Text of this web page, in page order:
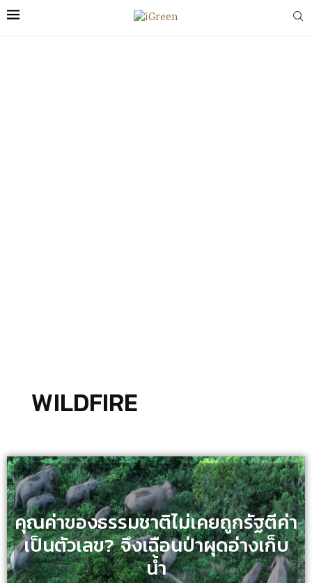
WILDFIRE
คุณค่าของธรรมชาติไม่เคยถูกรัฐตีค่า
เป็นตัวเลข? จึงเฉือนป่าผุดอ่างเก็บ
น้ำ